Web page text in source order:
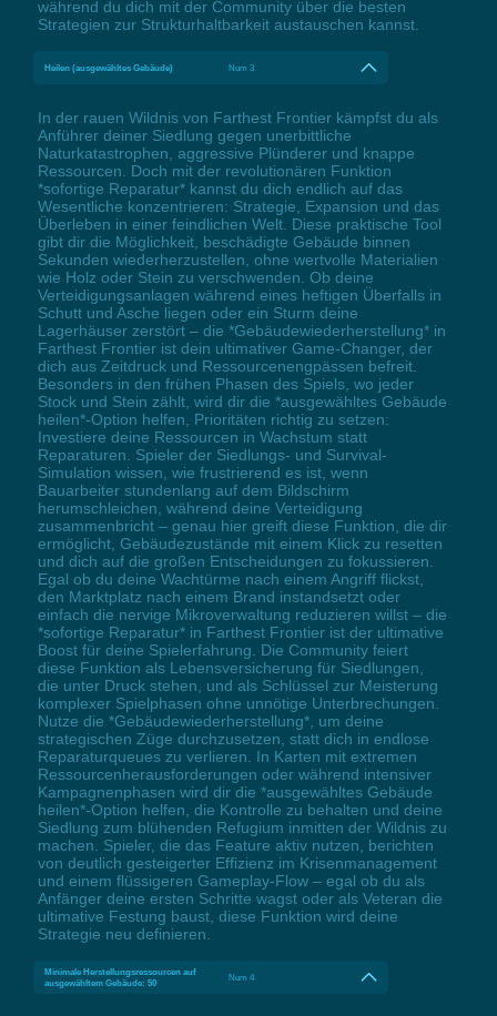
während du dich mit der Community über die besten
Strategien zur Strukturhaltbarkeit austauschen kannst.
Heilen (ausgewähltes Gebäude) Num 3
In der rauen Wildnis von Farthest Frontier kämpfst du als
Anführer deiner Siedlung gegen unerbittliche
Naturkatastrophen, aggressive Plünderer und knappe
Ressourcen. Doch mit der revolutionären Funktion
*sofortige Reparatur* kannst du dich endlich auf das
Wesentliche konzentrieren: Strategie, Expansion und das
Überleben in einer feindlichen Welt. Diese praktische Tool
gibt dir die Möglichkeit, beschädigte Gebäude binnen
Sekunden wiederherzustellen, ohne wertvolle Materialien
wie Holz oder Stein zu verschwenden. Ob deine
Verteidigungsanlagen während eines heftigen Überfalls in
Schutt und Asche liegen oder ein Sturm deine
Lagerhäuser zerstört – die *Gebäudewiederherstellung* in
Farthest Frontier ist dein ultimativer Game-Changer, der
dich aus Zeitdruck und Ressourcenengpässen befreit.
Besonders in den frühen Phasen des Spiels, wo jeder
Stock und Stein zählt, wird dir die *ausgewähltes Gebäude
heilen*-Option helfen, Prioritäten richtig zu setzen:
Investiere deine Ressourcen in Wachstum statt
Reparaturen. Spieler der Siedlungs- und Survival-
Simulation wissen, wie frustrierend es ist, wenn
Bauarbeiter stundenlang auf dem Bildschirm
herumschleichen, während deine Verteidigung
zusammenbricht – genau hier greift diese Funktion, die dir
ermöglicht, Gebäudezustände mit einem Klick zu resetten
und dich auf die großen Entscheidungen zu fokussieren.
Egal ob du deine Wachtürme nach einem Angriff flickst,
den Marktplatz nach einem Brand instandsetzt oder
einfach die nervige Mikroverwaltung reduzieren willst – die
*sofortige Reparatur* in Farthest Frontier ist der ultimative
Boost für deine Spielerfahrung. Die Community feiert
diese Funktion als Lebensversicherung für Siedlungen,
die unter Druck stehen, und als Schlüssel zur Meisterung
komplexer Spielphasen ohne unnötige Unterbrechungen.
Nutze die *Gebäudewiederherstellung*, um deine
strategischen Züge durchzusetzen, statt dich in endlose
Reparaturqueues zu verlieren. In Karten mit extremen
Ressourcenherausforderungen oder während intensiver
Kampagnenphasen wird dir die *ausgewähltes Gebäude
heilen*-Option helfen, die Kontrolle zu behalten und deine
Siedlung zum blühenden Refugium inmitten der Wildnis zu
machen. Spieler, die das Feature aktiv nutzen, berichten
von deutlich gesteigerter Effizienz im Krisenmanagement
und einem flüssigeren Gameplay-Flow – egal ob du als
Anfänger deine ersten Schritte wagst oder als Veteran die
ultimative Festung baust, diese Funktion wird deine
Strategie neu definieren.
Minimale Herstellungsressourcen auf
ausgewähltem Gebäude: 50
Num 4